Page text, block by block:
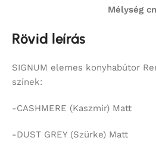
Mélység
Rövid leírás
SIGNUM elemes konyhabútor
színek:
-CASHMERE (Kaszmir) Matt
-DUST GREY (Szürke) Matt